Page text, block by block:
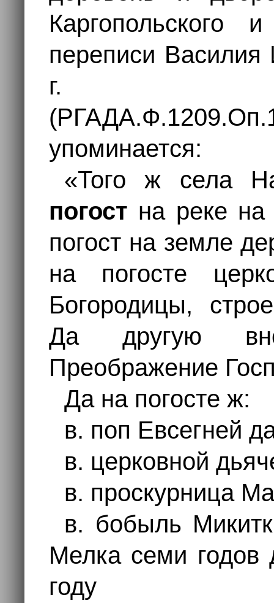
Каргопольского
переписи
г.
упоминается:
«Того ж села
погост на реке на
погост на земле
на погосте
Богородицы,
Да другую
Преображение
Да на погосте ж:
в. поп Евсегней
в. церковной
в. проскурница
в. бобыль
Мелка семи
году